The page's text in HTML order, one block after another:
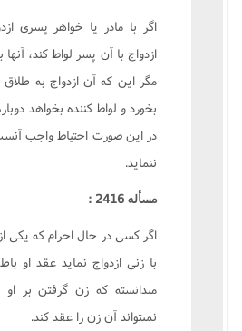
اگر با مادر يا خواهر پسرى
ازدواج با آن پسر لواط کند،
مگر اين که آن ازدواج به طلاق
بخورد و لواط کننده بخواهد
در اين صورت احتياط واجب آنست
ننمايد.
مسأله 2416 :
اگر کسى در حال احرام که يکى
با زنى ازدواج نمايد عقد او
مىدانسته که زن گرفتن بر
نمىتواند آن زن را عقد کند.